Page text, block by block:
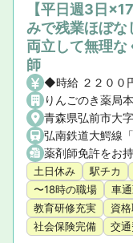
【平日週3日
みで残業ほぼな
両立して無理な
師
◆時給 ２２００
青森県弘前市大
薬剤師免許をお
土日休み 駅チカ
〜18時の職場
車
教育研修充実
資
社会保険完備
交